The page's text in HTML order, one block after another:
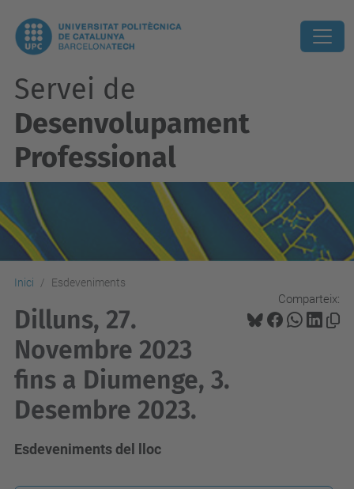
Servei de
Desenvolupament
Professional
Inici Esdeveniments
Comparteix:
Dilluns, 27.
Novembre 2023
fins a Diumenge, 3.
Desembre 2023.
Esdeveniments del lloc